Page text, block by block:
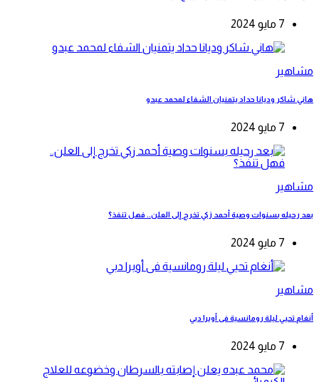
7 مايو 2024
مشاهير
هاني شاكر وديانا حداد يتمنيان الشفاء لمحمد عبدو
7 مايو 2024
مشاهير
بعد رحيله بسنوات وصية أحمد زكي تخرج إلى العلن.. فهل تنفذ؟
7 مايو 2024
مشاهير
أنغام تحيي ليلة رومانسية فى أوبرا دبي
7 مايو 2024